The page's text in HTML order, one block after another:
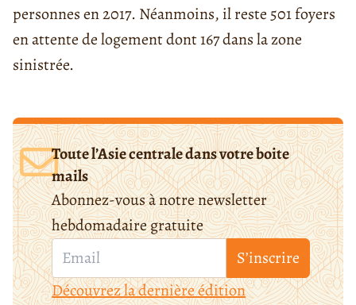
personnes en 2017. Néanmoins, il reste 501 foyers
en attente de logement dont 167 dans la zone
sinistrée.
Toute l’Asie centrale dans votre boite
mails
Abonnez-vous à notre newsletter
hebdomadaire gratuite
S’inscrire
Découvrez la dernière édition